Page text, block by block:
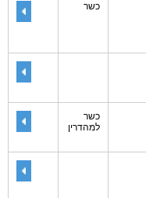
כשר
כשר
למהדרין